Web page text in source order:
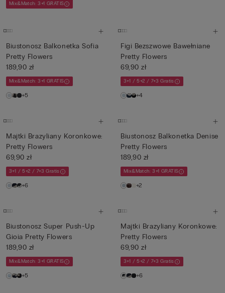
Mix&Match: 3+1 GRATIS
Biustonosz Balkonetka Sofia
Pretty Flowers
189,90 zł
Mix&Match: 3+1 GRATIS
+5
Figi Bezszwowe Bawełniane
Pretty Flowers
69,90 zł
3+1 / 5+2 / 7+3 Gratis
+4
Majtki Brazyliany Koronkowe:
Pretty Flowers
69,90 zł
3+1 / 5+2 / 7+3 Gratis
+6
Biustonosz Balkonetka Denise
Pretty Flowers
189,90 zł
Mix&Match: 3+1 GRATIS
+2
Biustonosz Super Push-Up
Gioia Pretty Flowers
189,90 zł
Mix&Match: 3+1 GRATIS
+5
Majtki Brazyliany Koronkowe:
Pretty Flowers
69,90 zł
3+1 / 5+2 / 7+3 Gratis
+6